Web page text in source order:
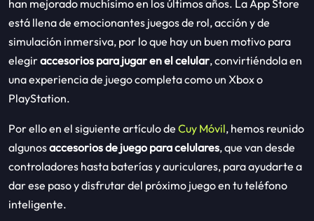
han mejorado muchísimo en los últimos años. La App Store
está llena de emocionantes juegos de rol, acción y de
simulación inmersiva, por lo que hay un buen motivo para
elegiraccesorios para jugar en el celular, convirtiéndola en
una experiencia de juego completa como un Xbox o
PlayStation.
Por ello en el siguiente artículo de Cuy Móvil, hemos reunido
algunosaccesorios de juego para celulares, que van desde
controladores hasta baterías y auriculares, para ayudarte a
dar ese paso y disfrutar del próximo juego en tu teléfono
inteligente.